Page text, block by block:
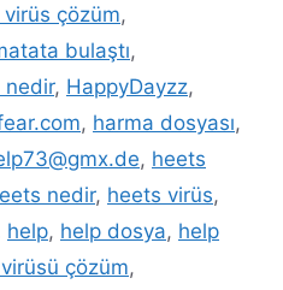
çözüm,
bulaştı,
nedir, HappyDayzz,
, harma dosyası,
, heets
nedir, heets virüs,
help, help dosya, help
çözüm,